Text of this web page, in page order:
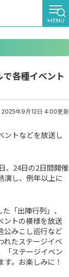
で各種イベント
2025年9月12日 4:00更新
ントなどを放送し
、24日の2日間開催
演し、例年以上に
「出陣行列」、
ントの模様を放送
公みこし巡行など
れたステージイベ
「ステージイベン
。お楽しみに！